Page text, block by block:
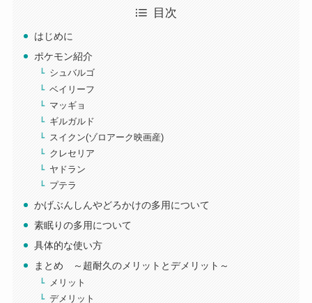
目次
はじめに
ポケモン紹介
シュバルゴ
ベイリーフ
マッギョ
ギルガルド
スイクン(ゾロアーク映画産)
クレセリア
ヤドラン
プテラ
かげぶんしんやどろかけの多用について
素眠りの多用について
具体的な使い方
まとめ ～超耐久のメリットとデメリット～
メリット
デメリット